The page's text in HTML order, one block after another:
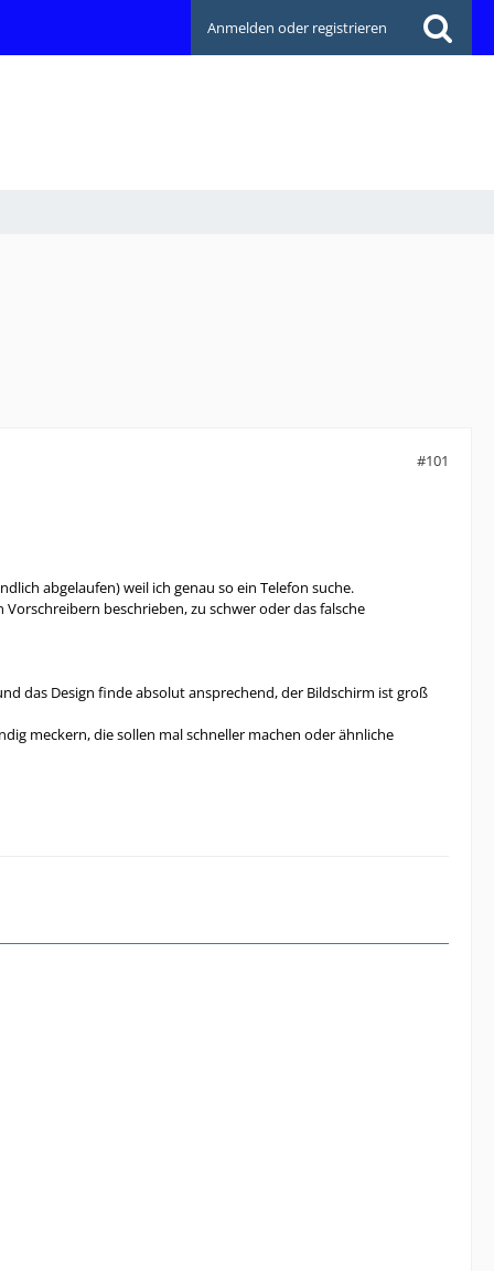
Anmelden oder registrieren
#101
abgelaufen) weil ich genau so ein Telefon suche.
beschrieben, zu schwer oder das falsche
das Design finde absolut ansprechend, der Bildschirm ist groß
meckern, die sollen mal schneller machen oder ähnliche